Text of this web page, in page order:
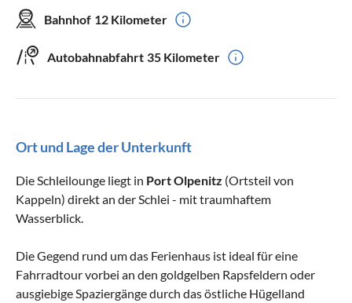
Bahnhof 12 Kilometer
Autobahnabfahrt 35 Kilometer
Ort und Lage der Unterkunft
Die Schleilounge liegt in Port Olpenitz (Ortsteil von
Kappeln) direkt an der Schlei - mit traumhaftem
Wasserblick.
Die Gegend rund um das Ferienhaus ist ideal für eine
Fahrradtour vorbei an den goldgelben Rapsfeldern oder
ausgiebige Spaziergänge durch das östliche Hügelland